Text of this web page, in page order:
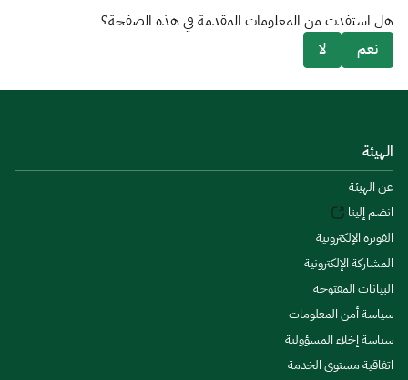
هل استفدت من المعلومات المقدمة في هذه الصفحة؟
نعم
لا
الهيئة
عن الهيئة
انضم إلينا
الفوترة الإلكترونية
المشاركة الإلكترونية
البيانات المفتوحة
سياسة أمن المعلومات
سياسة إخلاء المسؤولية
اتفاقية مستوى الخدمة